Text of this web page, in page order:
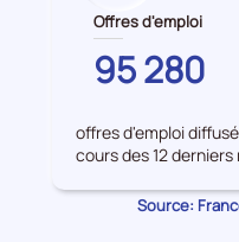
de
données
sur
les
d'emploi
Offres d'emploi
COTES-
D'ARMOR
95 280
offres d'emploi
cours des 12 derniers
Source: